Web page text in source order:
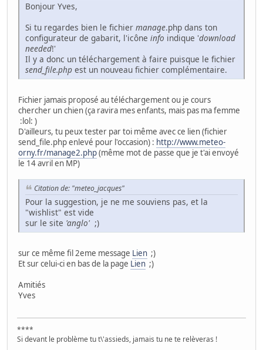
Bonjour Yves,
Si tu regardes bien le fichier manage.php dans ton
configurateur de gabarit, l'icône info indique 'download
needed!'
Il y a donc un téléchargement à faire puisque le fichier
send_file.php est un nouveau fichier complémentaire.
Fichier jamais proposé au téléchargement ou je cours
chercher un chien (ça ravira mes enfants, mais pas ma femme
:lol: )
D'ailleurs, tu peux tester par toi même avec ce lien (fichier
send_file.php enlevé pour l'occasion) : http://www.meteo-
orny.fr/manage2.php(même mot de passe que je t'ai envoyé
le 14 avril en MP)
Citation de: "meteo_jacques"
Pour la suggestion, je ne me souviens pas, et la
"wishlist" est vide
sur le site 'anglo' ;)
sur ce même fil 2eme message Lien ;)
Et sur celui-ci en bas de la page Lien ;)
Amitiés
Yves
****
Si devant le problème tu t\'assieds, jamais tu ne te relèveras !